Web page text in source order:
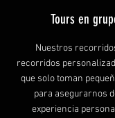
Tours en
Nuestros
recorridos
que solo toman
para asegurarnos
experiencia